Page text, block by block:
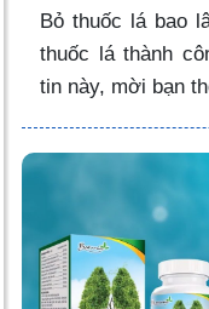
Bỏ thuốc lá bao
thuốc lá thành
tin này, mời bạn